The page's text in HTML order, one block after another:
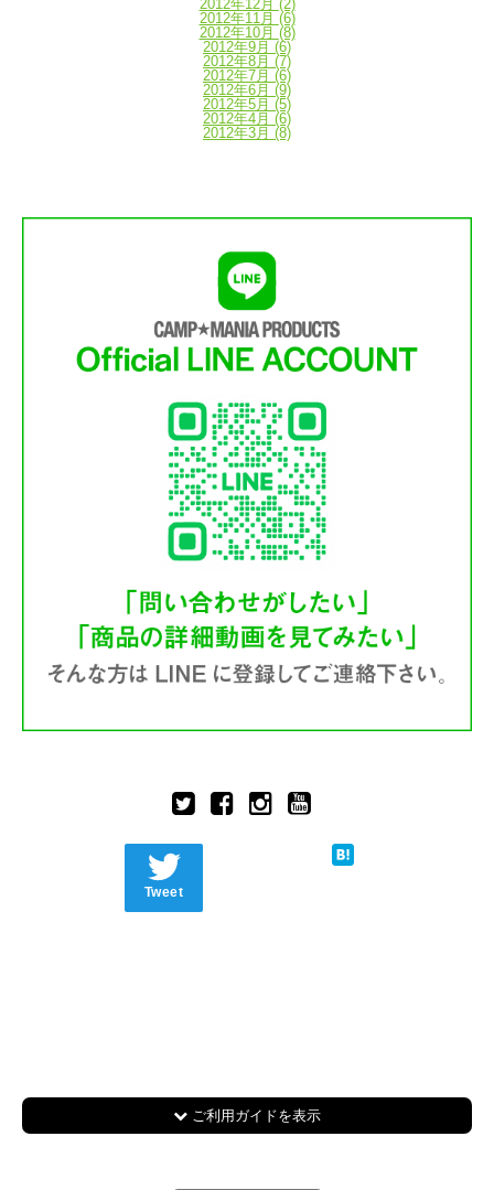
2012年12月 (2)
2012年11月 (6)
2012年10月 (8)
2012年9月 (6)
2012年8月 (7)
2012年7月 (6)
2012年6月 (9)
2012年5月 (5)
2012年4月 (6)
2012年3月 (8)
Tweet
ご利用ガイドを表示